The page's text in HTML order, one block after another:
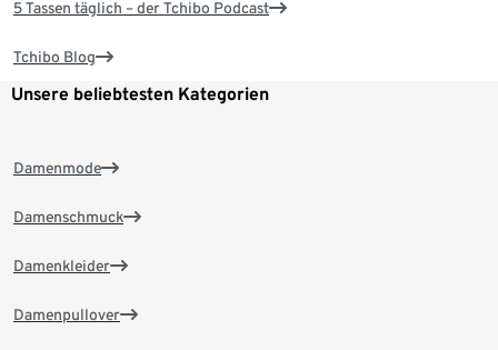
5 Tassen täglich – der Tchibo Podcast
Tchibo Blog
Unsere beliebtesten Kategorien
Damenmode
Damenschmuck
Damenkleider
Damenpullover